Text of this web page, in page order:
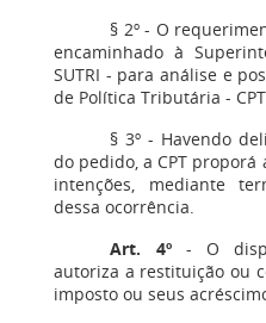
§ 2º - O
encaminhado à
SUTRI - para análise e
de Política Tributária -
§ 3º - Havendo
do pedido, a CPT
intenções, mediante
dessa ocorrência.
Art. 4º- O
autoriza a restituição ou
imposto ou seus